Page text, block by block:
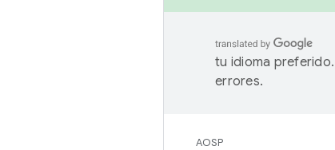
tu idioma
errores.
AOSP